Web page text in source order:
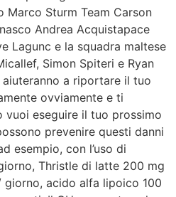
Marco Sturm Team Carson
Andrea Acquistapace
Lagunc e la squadra maltese
Simon Spiteri e Ryan
a riportare il tuo
ovviamente e ti
vuoi eseguire il tuo prossimo
prevenire questi danni
esempio, con l’uso di
Thristle di latte 200 mg
giorno, acido alfa lipoico 100